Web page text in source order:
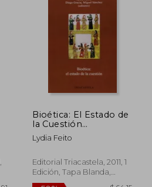
Bioética: El Estado de
la Cuestión
(Humanidades
Médicas)
Lydia Feito
Editorial Triacastela, 2011, 1
Edición, Tapa Blanda,
Nuevo